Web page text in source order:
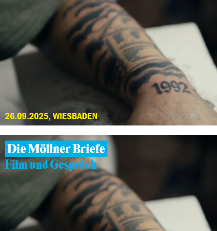
26.09.2025, WIESBADEN
Die Möllner Briefe
Film und Gespräch